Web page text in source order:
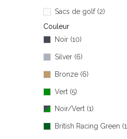
Sacs de golf (2)
Couleur
Noir (10)
Silver (6)
Bronze (6)
Vert (5)
Noir/Vert (1)
British Racing Green